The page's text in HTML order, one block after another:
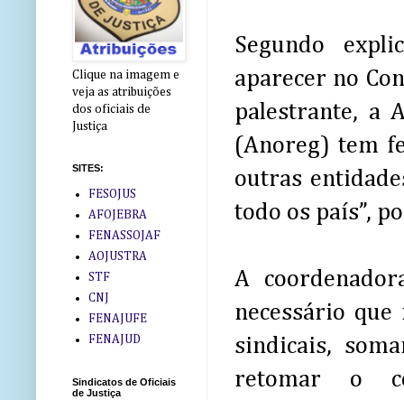
Segundo
aparecer no
palestrante, a
(Anoreg) tem
outras
todo os país”,
A
necessário
sindicais,
retomar o
Clique na imagem e
veja as atribuições
dos oficiais de
Justiça
SITES:
FESOJUS
AFOJEBRA
FENASSOJAF
AOJUSTRA
STF
CNJ
FENAJUFE
FENAJUD
Sindicatos de Oficiais
de Justiça